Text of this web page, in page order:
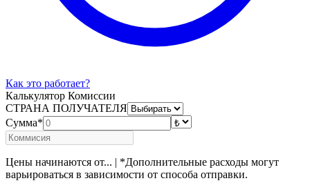
Как это работает?
Калькулятор Комиссии
СТРАНА ПОЛУЧАТЕЛЯ
Сумма*
Цены начинаются от... | *Дополнительные расходы могут
варьироваться в зависимости от способа отправки.